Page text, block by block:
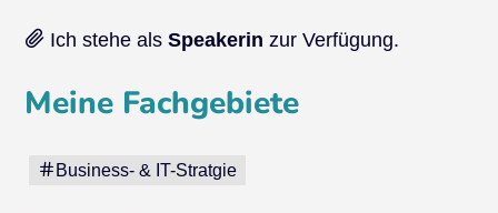
Ich stehe alsSpeakerin zur Verfügung.
Meine Fachgebiete
Business- & IT-Stratgie